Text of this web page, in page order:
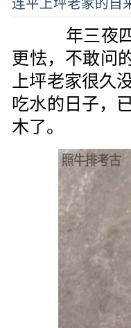
连平上坪老家的自
年三夜四
更怯，不敢问
上坪老家很久
吃水的日子，
木了。